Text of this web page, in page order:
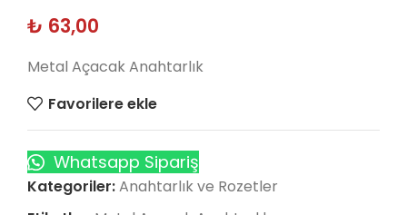
₺ 63,00
Metal Açacak Anahtarlık
Favorilere ekle
Whatsapp Sipariş
Kategoriler:Anahtarlık ve Rozetler